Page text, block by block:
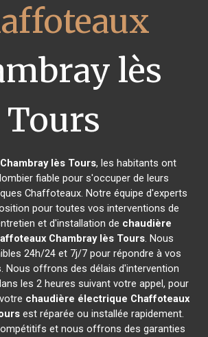
lès
Tours
Chambray lès Tours, les habitants ont
fiable pour s'occuper de leurs
Chaffoteaux. Notre équipe d'experts
pour toutes vos interventions de
et d'installation de chaudière
Chambray lès Tours. Nous
24h/24 et 7j/7 pour répondre à vos
Nous offrons des délais d'intervention
les 2 heures suivant votre appel, pour
chaudière électrique Chaffoteaux
est réparée ou installée rapidement.
et nous offrons des garanties